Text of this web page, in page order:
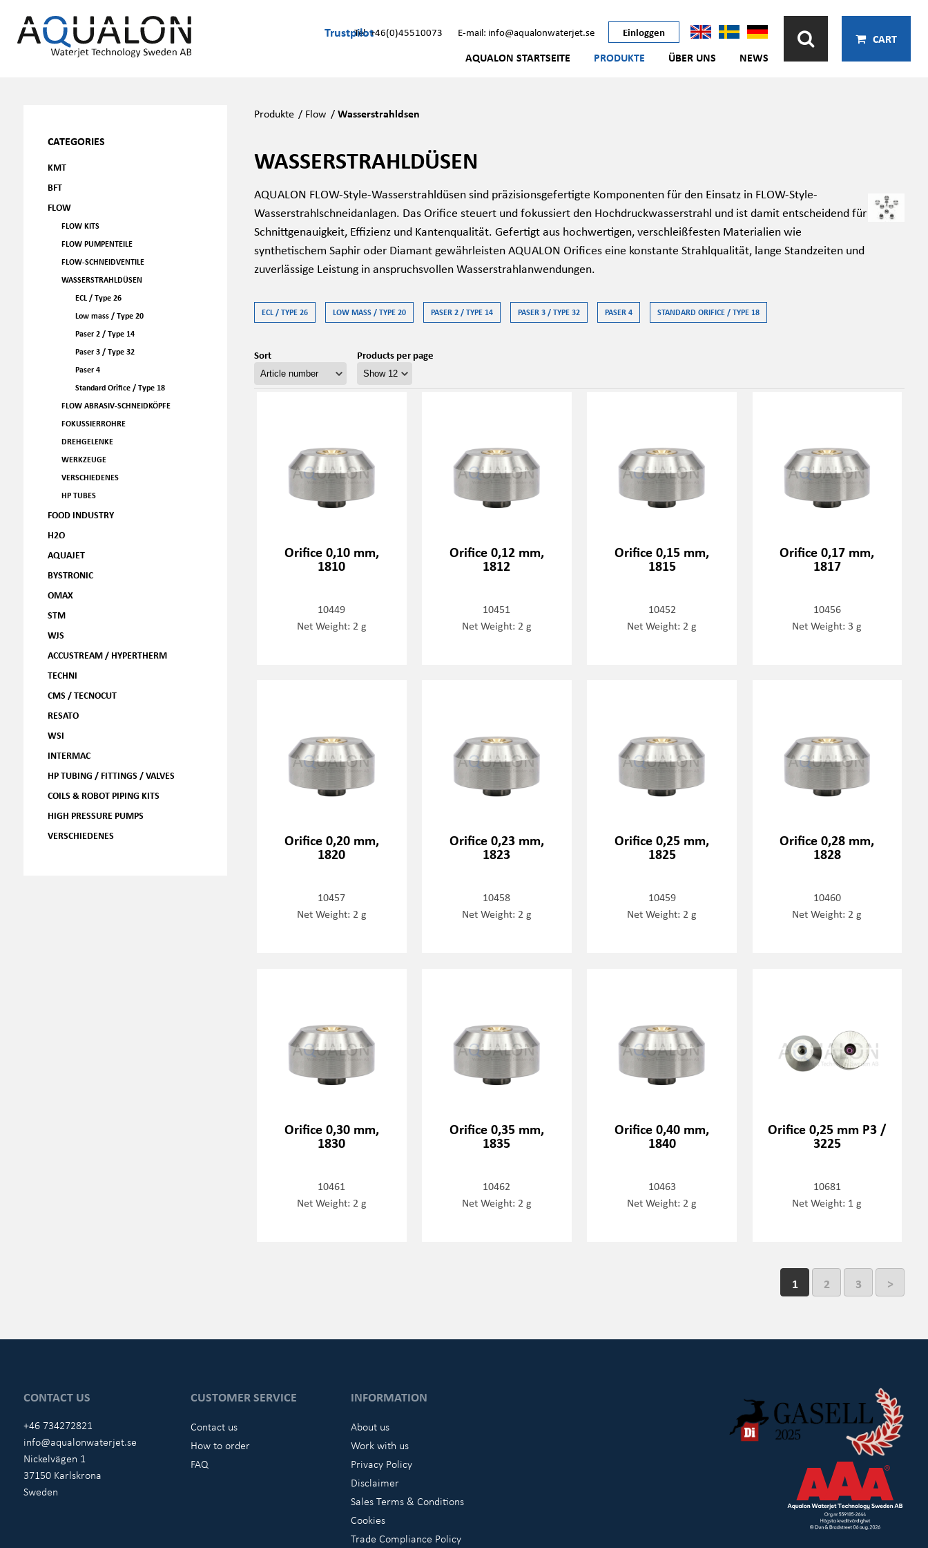
TrustpilotTel: +46(0)45510073 E-mail: info@aqualonwaterjet.se Einloggen
AQUALON STARTSEITE PRODUKTE ÜBER UNS NEWS
CART
CATEGORIES
KMT
BFT
FLOW
FLOW KITS
FLOW PUMPENTEILE
FLOW-SCHNEIDVENTILE
WASSERSTRAHLDÜSEN
ECL / Type 26
Low mass / Type 20
Paser 2 / Type 14
Paser 3 / Type 32
Paser 4
Standard Orifice / Type 18
FLOW ABRASIV-SCHNEIDKÖPFE
FOKUSSIERROHRE
DREHGELENKE
WERKZEUGE
VERSCHIEDENES
HP TUBES
FOOD INDUSTRY
H2O
AQUAJET
BYSTRONIC
OMAX
STM
WJS
ACCUSTREAM / HYPERTHERM
TECHNI
CMS / TECNOCUT
RESATO
WSI
INTERMAC
HP TUBING / FITTINGS / VALVES
COILS & ROBOT PIPING KITS
HIGH PRESSURE PUMPS
VERSCHIEDENES
Produkte / Flow /Wasserstrahldsen
WASSERSTRAHLDÜSEN
AQUALON FLOW-Style-Wasserstrahldüsen sind präzisionsgefertigte Komponenten für den Einsatz in FLOW-Style-
Wasserstrahlschneidanlagen. Das Orifice steuert und fokussiert den Hochdruckwasserstrahl und ist damit entscheidend für
Schnittgenauigkeit, Effizienz und Kantenqualität. Gefertigt aus hochwertigen, verschleißfesten Materialien wie
synthetischem Saphir oder Diamant gewährleisten AQUALON Orifices eine konstante Strahlqualität, lange Standzeiten und
zuverlässige Leistung in anspruchsvollen Wasserstrahlanwendungen.
ECL / TYPE 26 LOW MASS / TYPE 20 PASER 2 / TYPE 14 PASER 3 / TYPE 32 PASER 4 STANDARD ORIFICE / TYPE 18
Sort Products per page
Orifice 0,10 mm,
1810
10449
Net Weight: 2 g
Orifice 0,12 mm,
1812
10451
Net Weight: 2 g
Orifice 0,15 mm,
1815
10452
Net Weight: 2 g
Orifice 0,17 mm,
1817
10456
Net Weight: 3 g
Orifice 0,20 mm,
1820
10457
Net Weight: 2 g
Orifice 0,23 mm,
1823
10458
Net Weight: 2 g
Orifice 0,25 mm,
1825
10459
Net Weight: 2 g
Orifice 0,28 mm,
1828
10460
Net Weight: 2 g
Orifice 0,30 mm,
1830
10461
Net Weight: 2 g
Orifice 0,35 mm,
1835
10462
Net Weight: 2 g
Orifice 0,40 mm,
1840
10463
Net Weight: 2 g
Orifice 0,25 mm P3 /
3225
10681
Net Weight: 1 g
1 2 3 >
CONTACT US
+46 734272821
info@aqualonwaterjet.se
Nickelvägen 1
37150 Karlskrona
Sweden
CUSTOMER SERVICE
Contact us
How to order
FAQ
INFORMATION
About us
Work with us
Privacy Policy
Disclaimer
Sales Terms & Conditions
Cookies
Trade Compliance Policy